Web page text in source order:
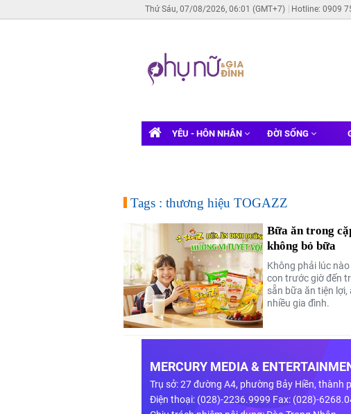
Thứ Sáu, 07/08/2026, 06:01 (GMT+7) Hotline: 0909
YÊU - HÔN NHÂN ĐỜI SỐNG
Tags : thương hiệu TOGAZZ
Bữa ăn trong
không bỏ bữa
Không phải lúc
con trước giờ đến
sẵn bữa ăn tiện
nhiều gia đình.
MERCURY MEDIA &
Trụ sở: 27 đường A4, phường Bảy Hiền, thành
Điện thoại: (028)-2236.9999 Fax: (028)-